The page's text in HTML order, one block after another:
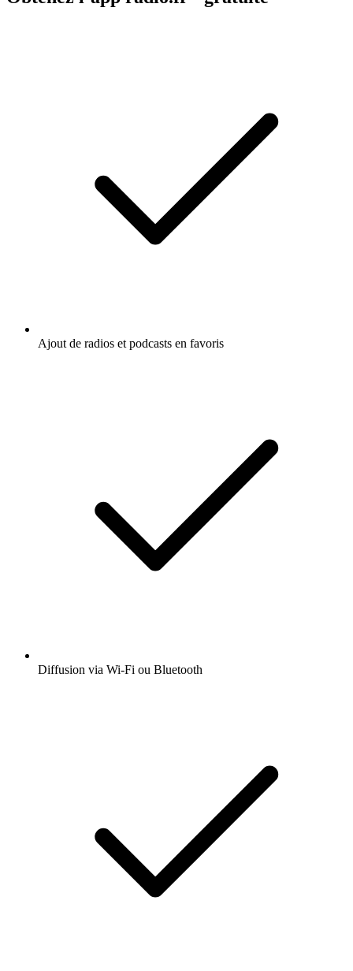
Ajout de radios et podcasts en favoris
Diffusion via Wi-Fi ou Bluetooth